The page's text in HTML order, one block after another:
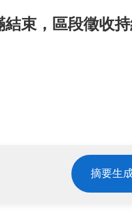
束，區段徵收
摘要生